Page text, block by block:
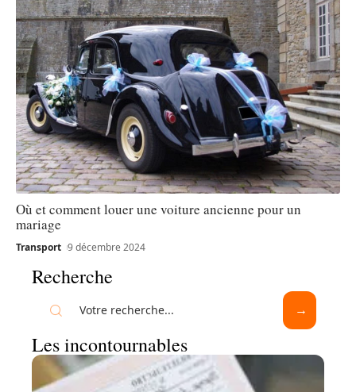
Où et comment louer une voiture ancienne pour un
mariage
Transport 9 décembre 2024
Recherche
Les incontournables